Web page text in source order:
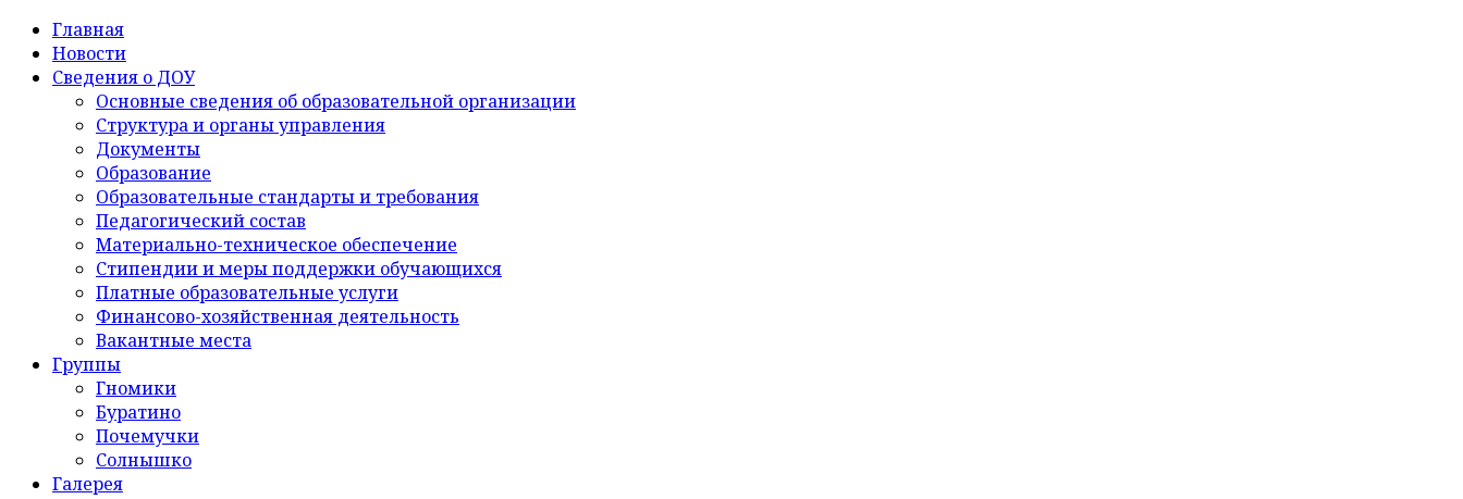
Главная
Новости
Сведения о ДОУ
Основные сведения об образовательной организации
Структура и органы управления
Документы
Образование
Образовательные стандарты и требования
Педагогический состав
Материально-техническое обеспечение
Стипендии и меры поддержки обучающихся
Платные образовательные услуги
Финансово-хозяйственная деятельность
Вакантные места
Группы
Гномики
Буратино
Почемучки
Солнышко
Галерея